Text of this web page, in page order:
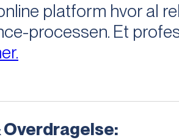
platform hvor al
processen. Et
Overdragelse: